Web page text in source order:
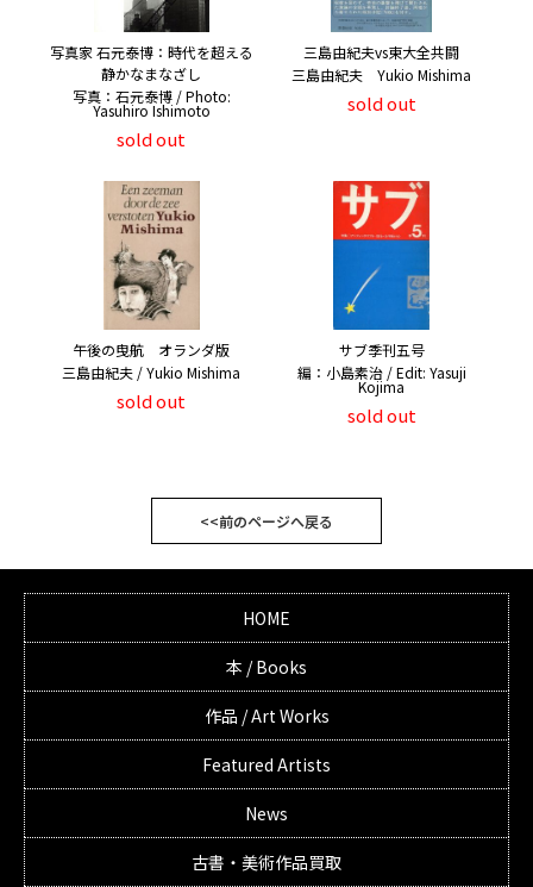
写真家 石元泰博：時代を超える
静かなまなざし
写真：石元泰博 / Photo:
Yasuhiro Ishimoto
sold out
三島由紀夫vs東大全共闘
三島由紀夫 Yukio Mishima
sold out
午後の曳航 オランダ版
三島由紀夫 / Yukio Mishima
sold out
サブ季刊五号
編：小島素治 / Edit: Yasuji
Kojima
sold out
<<前のページへ戻る
HOME
本 / Books
作品 / Art Works
Featured Artists
News
古書・美術作品買取